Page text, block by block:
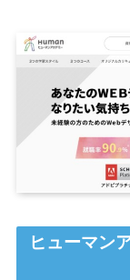
ヒューマン